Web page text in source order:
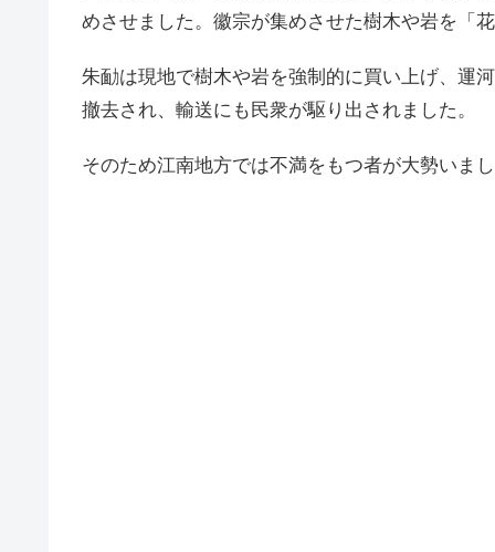
めさせました。徽宗が集めさせた樹木や岩を「花
朱勔は現地で樹木や岩を強制的に買い上げ、運
撤去され、輸送にも民衆が駆り出されました。
そのため江南地方では不満をもつ者が大勢いまし